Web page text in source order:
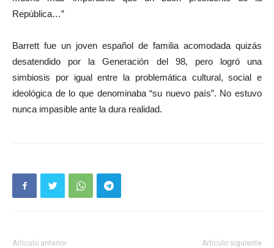
República…”
Barrett fue un joven español de familia acomodada quizás
desatendido por la Generación del 98, pero logró una
simbiosis por igual entre la problemática cultural, social e
ideológica de lo que denominaba “su nuevo país”. No estuvo
nunca impasible ante la dura realidad.
Artículo anterior Artículo siguiente